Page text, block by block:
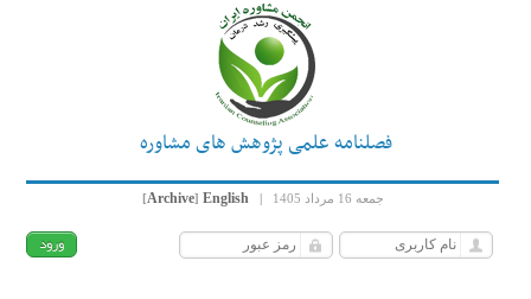
فصلنامه علمی پژوهش های مشاوره
جمعه 16 مرداد 1405 |
English
[Archive]